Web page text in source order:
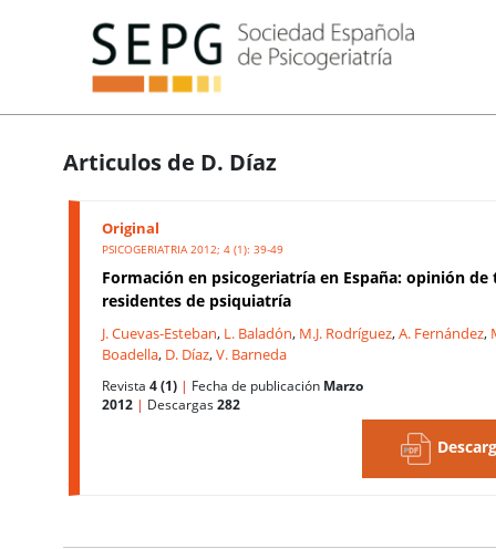
Articulos de D. Díaz
Original
PSICOGERIATRIA 2012; 4 (1): 39-49
Formación en psicogeriatría en España: opinión
residentes de psiquiatría
J. Cuevas-Esteban, L. Baladón, M.J. Rodríguez,A. Fernández,
Boadella, D. Díaz,V. Barneda
Revista 4 (1) | Fecha de publicación Marzo
2012 | Descargas 282